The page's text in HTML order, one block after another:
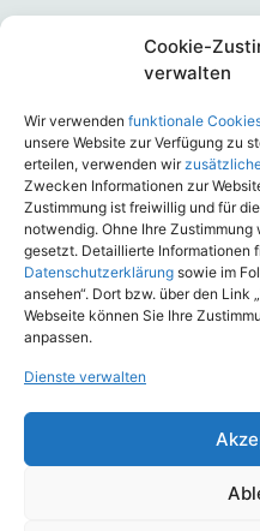
Cookie-
verwalten
Wir verwenden funktionale
unsere Website zur Verfügung zu
erteilen, verwenden wir
Zwecken Informationen zur
Zustimmung ist freiwillig und für
notwendig. Ohne Ihre
gesetzt. Detaillierte Informationen
Datenschutzerklärung sowie im
ansehen“. Dort bzw. über den Link
Webseite können Sie Ihre
anpassen.
Dienste verwalten
ASCORE
Scoring-
und
August 5, 2026
BeihilfeUpgrade